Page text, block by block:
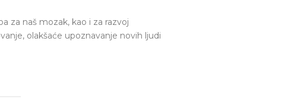
za naš mozak, kao i za razvoj
olakšaće upoznavanje novih ljudi
Beogradu! Za promenu grada